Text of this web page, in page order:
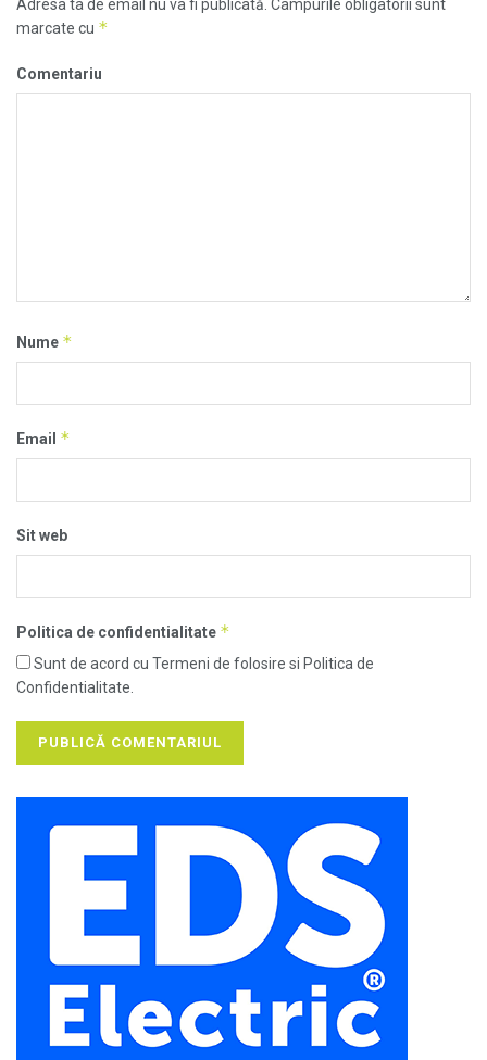
Adresa ta de email nu va fi publicată. Câmpurile obligatorii sunt
marcate cu *
Comentariu
Nume *
Email *
Sit web
Politica de confidentialitate *
Sunt de acord cu Termeni de folosire si Politica de
Confidentialitate.